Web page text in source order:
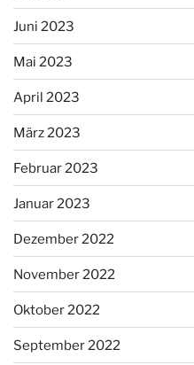
Juni 2023
Mai 2023
April 2023
März 2023
Februar 2023
Januar 2023
Dezember 2022
November 2022
Oktober 2022
September 2022